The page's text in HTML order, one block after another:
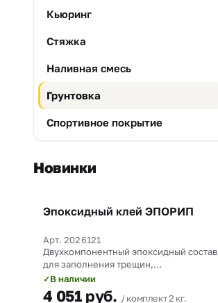
Кьюринг
Стяжка
Наливная смесь
Грунтовка
Спортивное покрытие
Новинки
Новинка
Эпоксидный клей ЭПОРИП
Арт. 2026121
Двухкомпонентный эпоксидный состав
для заполнения трещин,
омоноличивания рабочих швов и
прочного склеивания бетона со
✓В наличии
4 051руб. комплект 2 кг.